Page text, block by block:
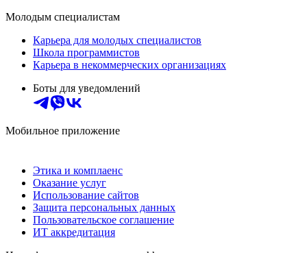
Молодым специалистам
Карьера для молодых специалистов
Школа программистов
Карьера в некоммерческих организациях
Боты для уведомлений
Мобильное приложение
Этика и комплаенс
Оказание услуг
Использование сайтов
Защита персональных данных
Пользовательское соглашение
ИТ аккредитация